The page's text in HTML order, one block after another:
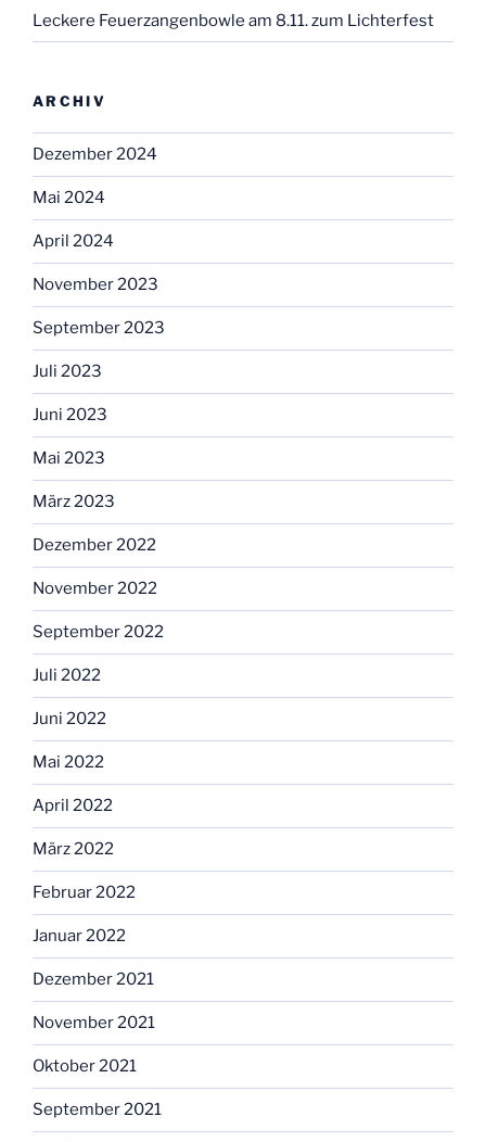
Leckere Feuerzangenbowle am 8.11. zum Lichterfest
ARCHIV
Dezember 2024
Mai 2024
April 2024
November 2023
September 2023
Juli 2023
Juni 2023
Mai 2023
März 2023
Dezember 2022
November 2022
September 2022
Juli 2022
Juni 2022
Mai 2022
April 2022
März 2022
Februar 2022
Januar 2022
Dezember 2021
November 2021
Oktober 2021
September 2021